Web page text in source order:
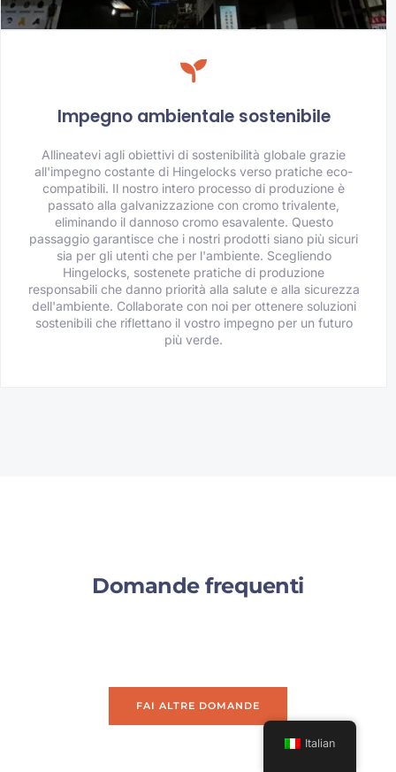
Impegno ambientale sostenibile
Allineatevi agli obiettivi di sostenibilità globale grazie
all'impegno costante di Hingelocks verso pratiche eco-
compatibili. Il nostro intero processo di produzione è
passato alla galvanizzazione con cromo trivalente,
eliminando il dannoso cromo esavalente. Questo
passaggio garantisce che i nostri prodotti siano più sicuri
sia per gli utenti che per l'ambiente. Scegliendo
Hingelocks, sostenete pratiche di produzione
responsabili che danno priorità alla salute e alla sicurezza
dell'ambiente. Collaborate con noi per ottenere soluzioni
sostenibili che riflettano il vostro impegno per un futuro
più verde.
Domande frequenti
FAI ALTRE DOMANDE
Italian